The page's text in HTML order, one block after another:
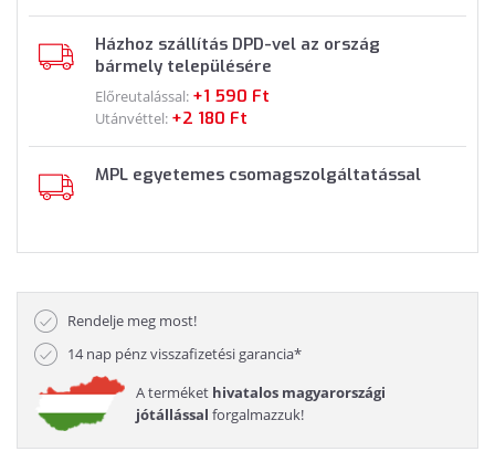
Házhoz szállítás DPD-vel az ország
bármely településére
Előreutalással: +1 590 Ft
Utánvéttel: +2 180 Ft
MPL egyetemes csomagszolgáltatással
Rendelje meg most!
14 nap pénz visszafizetési garancia*
A terméket hivatalos magyarországi
jótállással forgalmazzuk!